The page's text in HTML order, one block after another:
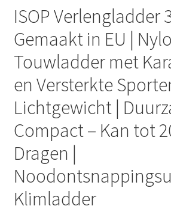
ISOP Verlengladder
Gemaakt in EU |
Touwladder met
en Versterkte
Lichtgewicht |
Compact – Kan tot
Dragen |
Klimladder